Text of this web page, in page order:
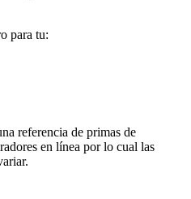
para tu:
referencia de primas de
en línea por lo cual las